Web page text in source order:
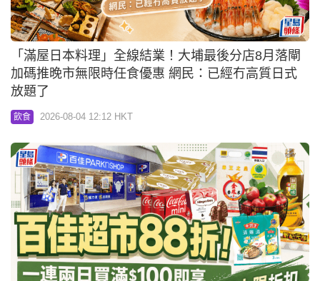
「滿屋日本料理」全線結業！大埔最後分店8月落閘
加碼推晚市無限時任食優惠 網民：已經冇高質日式
放題了
飲食 2026-08-04 12:12 HKT